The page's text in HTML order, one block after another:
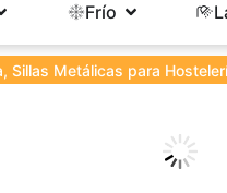
Frío
, Sillas Metálicas para